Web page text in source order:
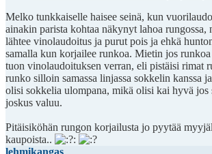
Melko tunkkaiselle haisee seinä, kun
ainakin parista kohtaa näkynyt lahoa rungossa,
lähtee vinolaudoitus ja purut pois ja ehkä
samalla kun korjailee runkoa. Mietin jos
tuon vinolaudoituksen verran, eli pistäisi rimat
runko silloin samassa linjassa sokkelin kanssa
olisi sokkelia ulompana, mikä olisi kai hyvä jos
joskus valuu.
Pitäisiköhän rungon korjailusta jo pyytää
kaupoista..
lehmikangas